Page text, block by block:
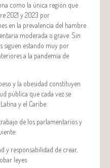
como la única región que
2021 y 2023 por
en la prevalencia del hambre
moderada o grave. Sin
siguen estando muy por
a la pandemia de
y la obesidad constituyen
pública que cada vez se
y el Caribe.
de los parlamentarios y
y responsabilidad de crear,
leyes